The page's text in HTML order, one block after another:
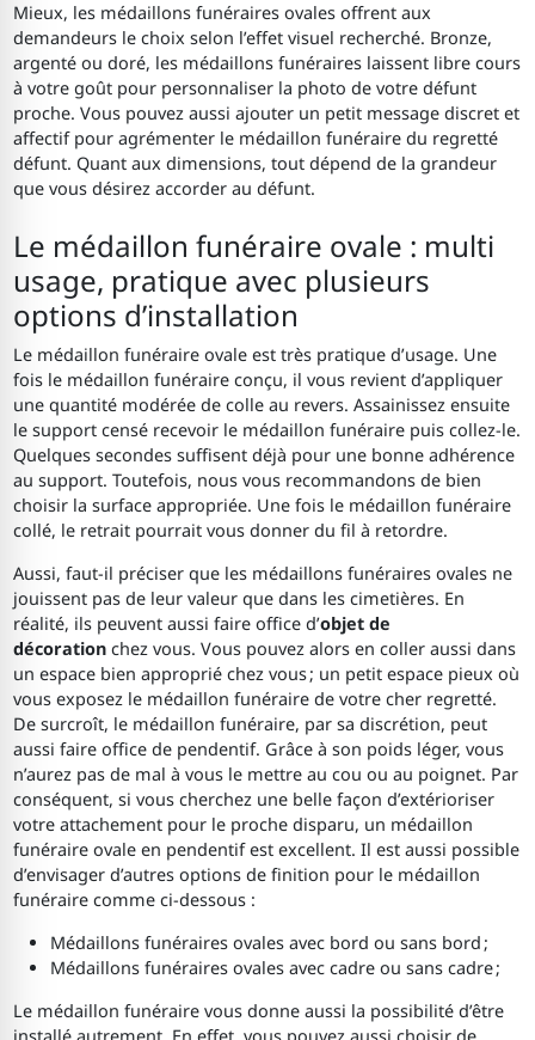
Mieux, les médaillons funéraires ovales offrent aux
demandeurs le choix selon l’effet visuel recherché. Bronze,
argenté ou doré, les médaillons funéraires laissent libre cours
à votre goût pour personnaliser la photo de votre défunt
proche. Vous pouvez aussi ajouter un petit message discret et
affectif pour agrémenter le médaillon funéraire du regretté
défunt. Quant aux dimensions, tout dépend de la grandeur
que vous désirez accorder au défunt.
Le médaillon funéraire ovale : multi
usage, pratique avec plusieurs
options d’installation
Le médaillon funéraire ovale est très pratique d’usage. Une
fois le médaillon funéraire conçu, il vous revient d’appliquer
une quantité modérée de colle au revers. Assainissez ensuite
le support censé recevoir le médaillon funéraire puis collez-le.
Quelques secondes suffisent déjà pour une bonne adhérence
au support. Toutefois, nous vous recommandons de bien
choisir la surface appropriée. Une fois le médaillon funéraire
collé, le retrait pourrait vous donner du fil à retordre.
Aussi, faut-il préciser que les médaillons funéraires ovales ne
jouissent pas de leur valeur que dans les cimetières. En
réalité, ils peuvent aussi faire office d’objet de
décorationchez vous. Vous pouvez alors en coller aussi dans
un espace bien approprié chez vous ; un petit espace pieux où
vous exposez le médaillon funéraire de votre cher regretté.
De surcroît, le médaillon funéraire, par sa discrétion, peut
aussi faire office de pendentif. Grâce à son poids léger, vous
n’aurez pas de mal à vous le mettre au cou ou au poignet. Par
conséquent, si vous cherchez une belle façon d’extérioriser
votre attachement pour le proche disparu, un médaillon
funéraire ovale en pendentif est excellent. Il est aussi possible
d’envisager d’autres options de finition pour le médaillon
funéraire comme ci-dessous :
Médaillons funéraires ovales avec bord ou sans bord ;
Médaillons funéraires ovales avec cadre ou sans cadre ;
Le médaillon funéraire vous donne aussi la possibilité d’être